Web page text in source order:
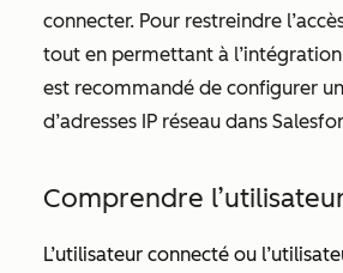
connecter. Pour restreindre
tout en permettant à
est recommandé de configurer
d’adresses IP réseau dans
Comprendre
L’utilisateur connecté ou